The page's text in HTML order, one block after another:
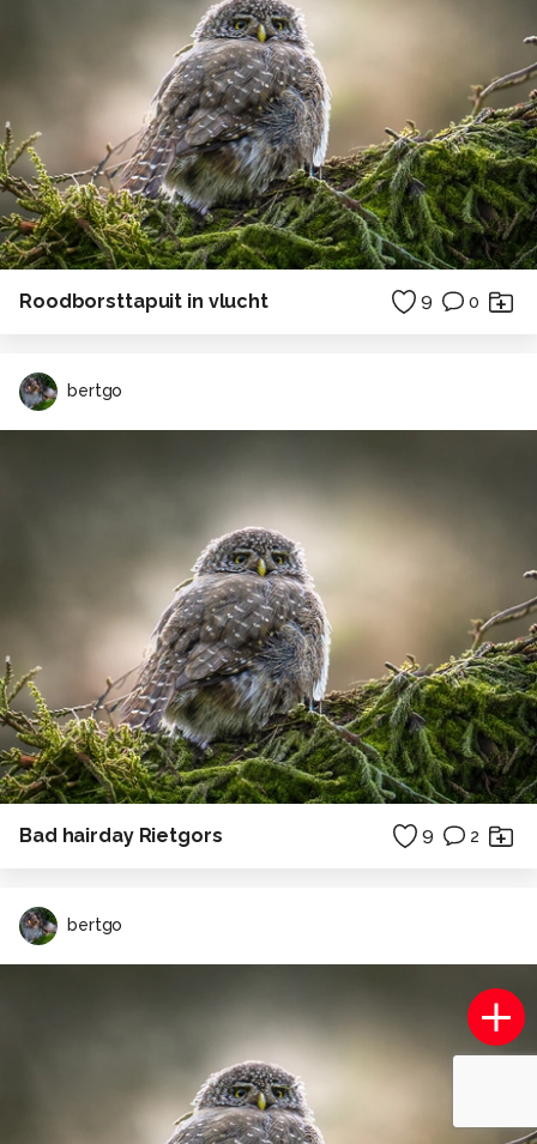
Roodborsttapuit in vlucht 9 0
bertgo
Bad hairday Rietgors 9 2
bertgo